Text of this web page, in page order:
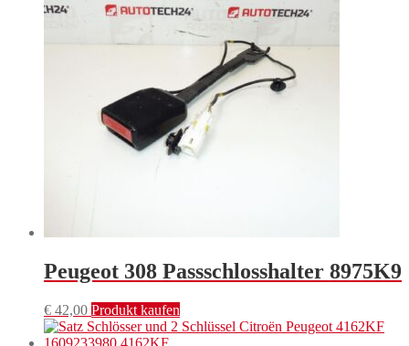
Peugeot 308 Passschlosshalter 8975K9
€ 42,00 Produkt kaufen